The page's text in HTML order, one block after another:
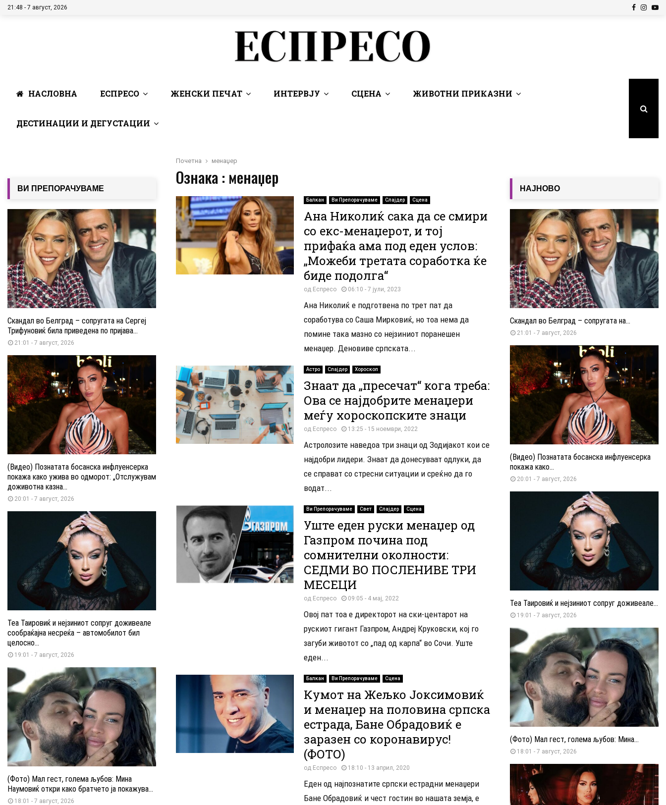
21:48 - 7 август, 2026 Facebook
НАСЛОВНА ЕСПРЕСО ЖЕНСКИ ПЕЧАТ ИНТЕРВЈУ СЦЕНА ЖИВОТНИ ПРИКАЗНИ
ДЕСТИНАЦИИ И ДЕГУСТАЦИИ
Почетна менаџер
Ознака : менаџер
Балкан Ви Препорачуваме Слајдер Сцена
Ана Николиќ сака да се смири
со екс-менаџерот, и тој
прифаќа ама под еден услов:
„Можеби третата соработка ќе
биде подолга“
од Еспресо 06:10 - 7 јули, 2023
Ана Николиќ е подготвена по трет пат да
соработува со Саша Мирковиќ, но тоа нема да
помине така мазно со нејзиниот поранешен
менаџер. Деновиве српската...
Астро Слајдер Хороскоп
Знаат да „пресечат“ кога треба:
Ова се најдобрите менаџери
меѓу хороскопските знаци
од Еспресо 13:25 - 15 ноември, 2022
Астролозите наведоа три знаци од Зодијакот кои се
најдобри лидери. Знаат да донесуваат одлуки, да
се справат со стресни ситуации и среќно да го
водат...
Ви Препорачуваме Свет Слајдер Сцена
Уште еден руски менаџер од
Газпром почина под
сомнителни околности:
СЕДМИ ВО ПОСЛЕНИВЕ ТРИ
МЕСЕЦИ
од Еспресо 09:05 - 4 мај, 2022
Овој пат тоа е директорот на ски-центарот на
рускиот гигант Газпром, Андреј Круковски, кој го
загуби животот со „пад од карпа“ во Сочи. Уште
еден...
Балкан Ви Препорачуваме Сцена
Кумот на Жељко Јоксимовиќ
и менаџер на половина српска
естрада, Бане Обрадовиќ е
заразен со коронавирус!
(ФОТО)
од Еспресо 18:10 - 13 април, 2020
Еден од најпознатите српски естрадни менаџери
Бане Обрадовиќ и чест гостин во нашата земја, е
ВИ ПРЕПОРАЧУВАМЕ
Скандал во Белград – сопругата на Сергеј
Трифуновиќ била приведена по пријава...
21:01 - 7 август, 2026
(Видео) Познатата босанска инфлуенсерка
покажа како ужива во одморот: „Отслужувам
доживотна казна...
20:01 - 7 август, 2026
Теа Таировиќ и нејзиниот сопруг доживеале
сообраќајна несреќа – автомобилот бил
целосно...
19:01 - 7 август, 2026
(Фото) Мал гест, голема љубов: Мина
Наумовиќ откри како братчето ја покажува...
18:01 - 7 август, 2026
НАЈНОВО
Скандал во Белград – сопругата на...
21:01 - 7 август, 2026
(Видео) Познатата босанска инфлуенсерка
покажа како...
20:01 - 7 август, 2026
Теа Таировиќ и нејзиниот сопруг доживеале...
19:01 - 7 август, 2026
(Фото) Мал гест, голема љубов: Мина...
18:01 - 7 август, 2026